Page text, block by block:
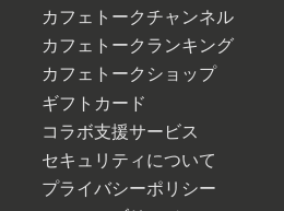
カフェトークチャンネル
カフェトークランキング
カフェトークショップ
ギフトカード
コラボ支援サービス
セキュリティについて
プライバシーポリシー